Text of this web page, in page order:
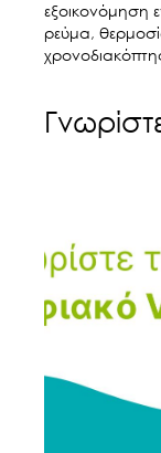
εξοικονόμηση
ρεύμα,